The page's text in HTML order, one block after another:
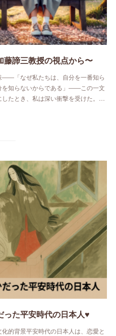
藤諦三教授の視点から〜
――「なぜ私たちは、自分を一番知ら
を知らないからである」――この一文
たとき、私は深い衝撃を受けた。…
った平安時代の日本人♥
的背景平安時代の日本人は、恋愛と